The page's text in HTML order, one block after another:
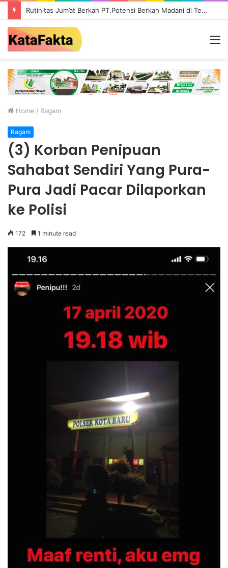
Rutinitas Jum’at Berkah PT.Potensi Berkah Madani di Tebo, Salurkan Bantuan ke Masyarakat
Home / Ragam
Ragam
(3) Korban Penipuan
Sahabat Sendiri Yang Pura-
Pura Jadi Pacar Dilaporkan
ke Polisi
172 1 minute read